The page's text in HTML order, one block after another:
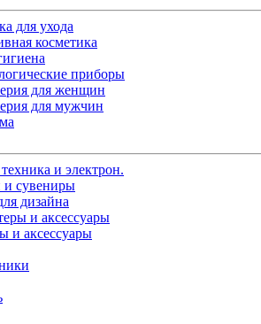
для ухода
косметика
приборы
для женщин
для мужчин
и электрон.
и сувениры
дизайна
и аксессуары
и аксессуары